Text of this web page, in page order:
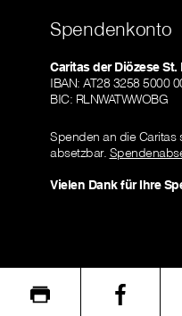
Spendenkonto
Caritas der Diözese St.
IBAN: AT28 3258 5000
BIC: RLNWATWWOBG
Spenden an die Caritas
absetzbar.
Vielen Dank für Ihre